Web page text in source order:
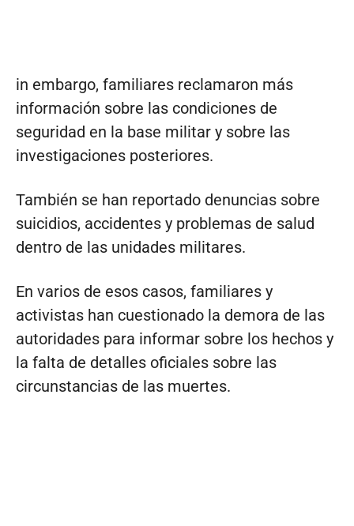
in embargo, familiares reclamaron más
información sobre las condiciones de
seguridad en la base militar y sobre las
investigaciones posteriores.
También se han reportado denuncias sobre
suicidios, accidentes y problemas de salud
dentro de las unidades militares.
En varios de esos casos, familiares y
activistas han cuestionado la demora de las
autoridades para informar sobre los hechos y
la falta de detalles oficiales sobre las
circunstancias de las muertes.